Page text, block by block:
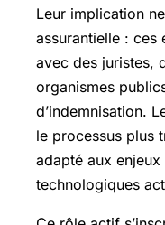
Leur implication
assurantielle : ces
avec des juristes,
organismes
d’indemnisation.
le processus plus
adapté aux
technologiques